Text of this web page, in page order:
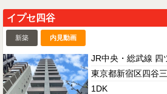
イプセ四谷
新築 内見動画
JR中央・総武線 四
東京都新宿区四谷
1DK